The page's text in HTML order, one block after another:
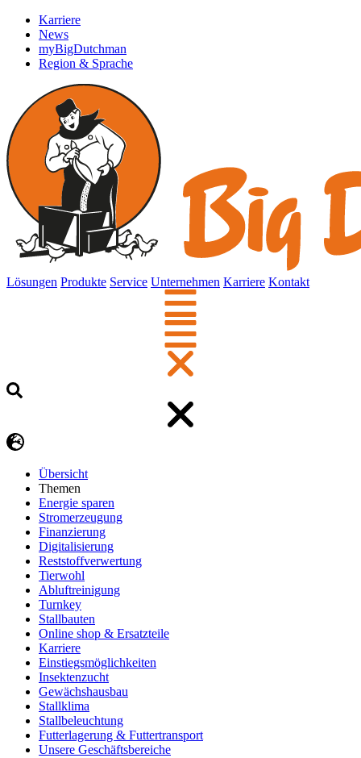
Karriere
News
myBigDutchman
Region & Sprache
Lösungen Produkte Service Unternehmen Karriere Kontakt
Übersicht
Themen
Energie sparen
Stromerzeugung
Finanzierung
Digitalisierung
Reststoffverwertung
Tierwohl
Abluftreinigung
Turnkey
Stallbauten
Online shop & Ersatzteile
Karriere
Einstiegsmöglichkeiten
Insektenzucht
Gewächshausbau
Stallklima
Stallbeleuchtung
Futterlagerung & Futtertransport
Unsere Geschäftsbereiche